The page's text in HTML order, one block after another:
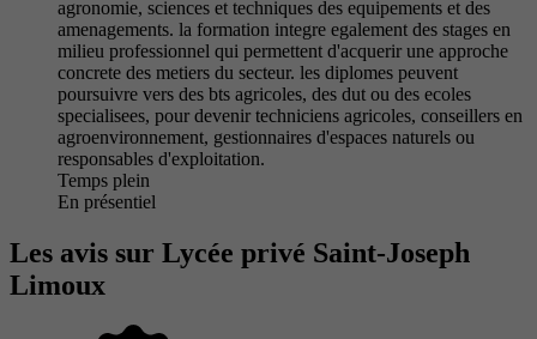
agronomie, sciences et techniques des equipements et des
amenagements. la formation integre egalement des stages en
milieu professionnel qui permettent d'acquerir une approche
concrete des metiers du secteur. les diplomes peuvent
poursuivre vers des bts agricoles, des dut ou des ecoles
specialisees, pour devenir techniciens agricoles, conseillers en
agroenvironnement, gestionnaires d'espaces naturels ou
responsables d'exploitation.
Temps plein
En présentiel
Les avis sur Lycée privé Saint-Joseph
Limoux